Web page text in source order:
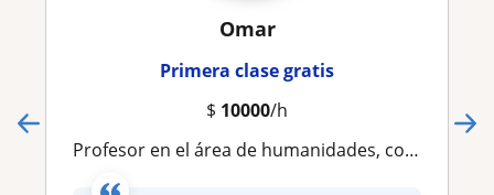
Omar
Primera clase gratis
$ 10000/h
Profesor en el área de humanidades, con experiencia en formación de niños, jóvenes y adultos